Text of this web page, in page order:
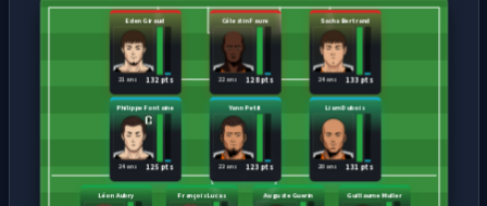
Léon Aubry François Lucas Auguste Guerin Guillaume Muller
Philippe Fontaine
125 pts
24 ans
Yann Petit
123 pts
23 ans
Liam Dubois
131 pts
20 ans
Eden Giraud
132 pts
21 ans
Célestin Faure
128 pts
22 ans
Sacha Bertrand
133 pts
24 ans